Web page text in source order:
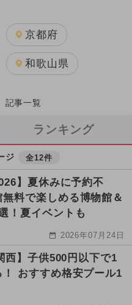
京都府
和歌山県
記事一覧
ランキング
ジ 全12件
】夏休みに予約不
料で楽しめる博物館＆
！夏イベントも
2026年07月24日
西】子供500円以下で1
！ おすすめ格安プール1